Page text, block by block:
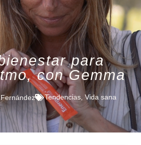
para
con Gemma
Tendencias Vida sana